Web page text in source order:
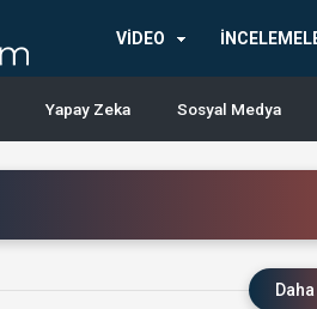
VİDEO
Yapay Zeka Sosyal Medya